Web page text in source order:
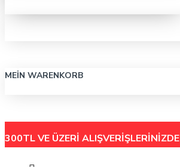
MEIN WARENKORB
300TL VE ÜZERİ ALIŞVERİŞLERİNİZDE